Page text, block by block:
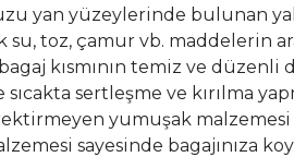
yan yüzeylerinde bulunan
su, toz, çamur vb. maddelerin
bagaj kısmının temiz ve düzenli
sertleşme ve kırılma
yumuşak malzemesi
sayesinde bagajınıza